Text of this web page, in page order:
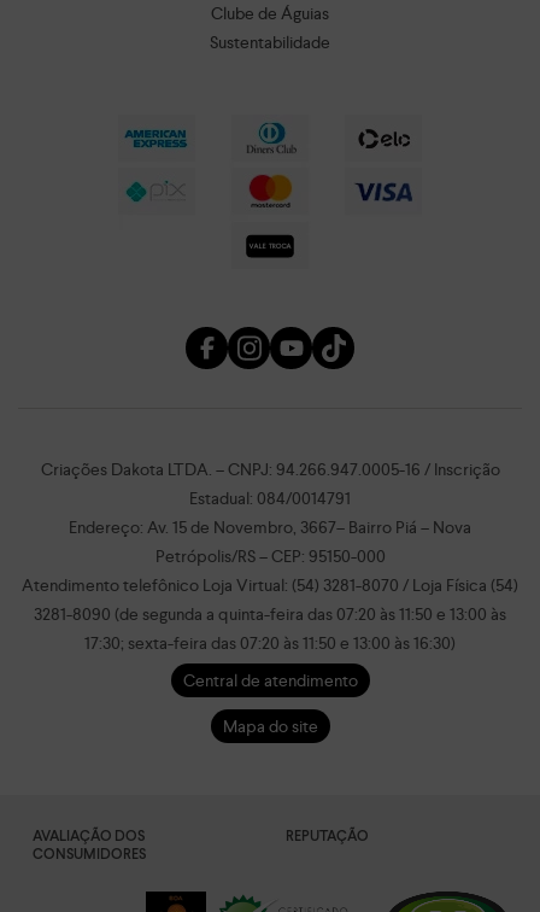
Clube de Águias
Sustentabilidade
Criações Dakota LTDA. – CNPJ: 94.266.947.0005-16 / Inscrição
Estadual: 084/0014791
Endereço: Av. 15 de Novembro, 3667– Bairro Piá – Nova
Petrópolis/RS – CEP: 95150-000
Atendimento telefônico Loja Virtual: (54) 3281-8070 / Loja Física (54)
3281-8090 (de segunda a quinta-feira das 07:20 às 11:50 e 13:00 às
17:30; sexta-feira das 07:20 às 11:50 e 13:00 às 16:30)
Central de atendimento
Mapa do site
AVALIAÇÃO DOS
CONSUMIDORES
REPUTAÇÃO